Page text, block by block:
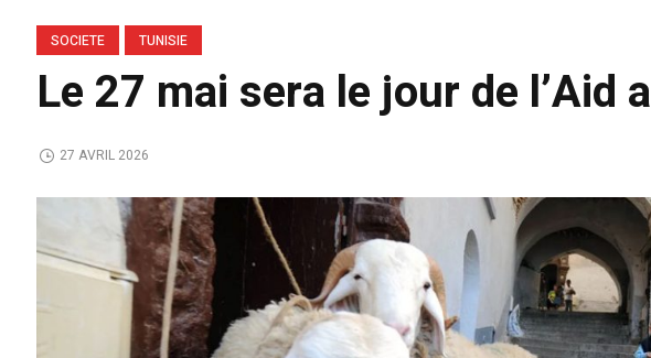
SOCIETE TUNISIE
Le 27 mai sera le jour de l’Aid
27 AVRIL 2026